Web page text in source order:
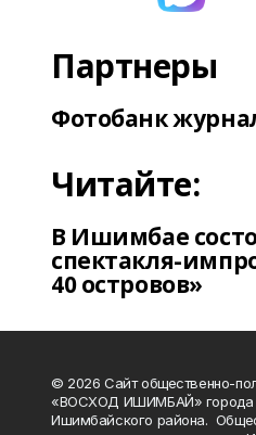
Партнеры
Фотобанк
Читайте:
В Ишимбае
спектакля-
40 островов»
© 2026 Сайт общественно-
«ВОСХОД ИШИМБАЙ» города
Ишимбайского района.